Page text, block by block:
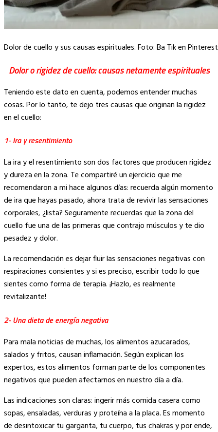
Dolor de cuello y sus causas espirituales. Foto: Ba Tik en Pinterest
Dolor o rigidez de cuello: causas netamente espirituales
Teniendo este dato en cuenta, podemos entender muchas
cosas. Por lo tanto, te dejo tres causas que originan la rigidez
en el cuello:
1- Ira y resentimiento
La ira y el resentimiento son dos factores que producen rigidez
y dureza en la zona. Te compartiré un ejercicio que me
recomendaron a mi hace algunos días: recuerda algún momento
de ira que hayas pasado, ahora trata de revivir las sensaciones
corporales, ¿lista? Seguramente recuerdas que la zona del
cuello fue una de las primeras que contrajo músculos y te dio
pesadez y dolor.
La recomendación es dejar fluir las sensaciones negativas con
respiraciones consientes y si es preciso, escribir todo lo que
sientes como forma de terapia. ¡Hazlo, es realmente
revitalizante!
2- Una dieta de energía negativa
Para mala noticias de muchas, los alimentos azucarados,
salados y fritos, causan inflamación. Según explican los
expertos, estos alimentos forman parte de los componentes
negativos que pueden afectarnos en nuestro día a día.
Las indicaciones son claras: ingerir más comida casera como
sopas, ensaladas, verduras y proteína a la placa. Es momento
de desintoxicar tu garganta, tu cuerpo, tus chakras y por ende,